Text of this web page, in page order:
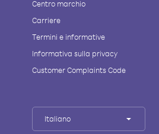
Centro marchio
Carriere
Termini e informative
Informativa sulla privacy
Customer Complaints Code
Italiano